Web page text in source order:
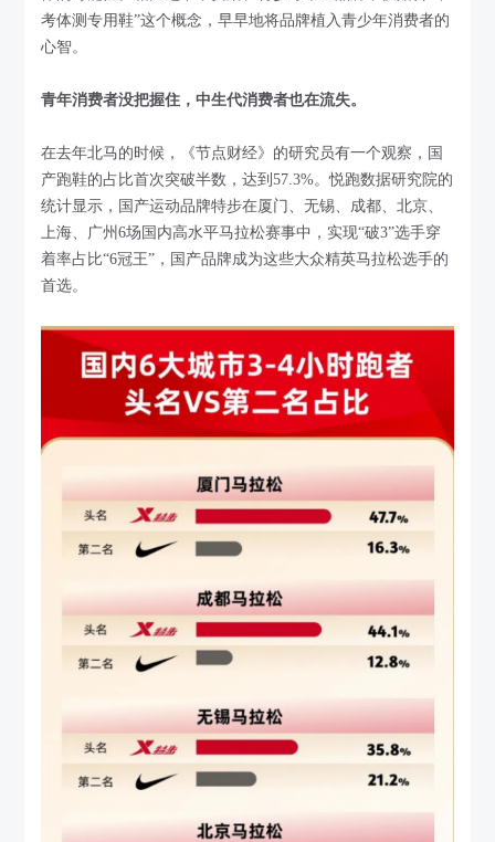
考体测专用鞋”这个概念，早早地将品牌植入青少年消费者的
心智。
青年消费者没把握住，中生代消费者也在流失。
在去年北马的时候，《节点财经》的研究员有一个观察，国
产跑鞋的占比首次突破半数，达到57.3%。悦跑数据研究院的
统计显示，国产运动品牌特步在厦门、无锡、成都、北京、
上海、广州6场国内高水平马拉松赛事中，实现“破3”选手穿
着率占比“6冠王”，国产品牌成为这些大众精英马拉松选手的
首选。